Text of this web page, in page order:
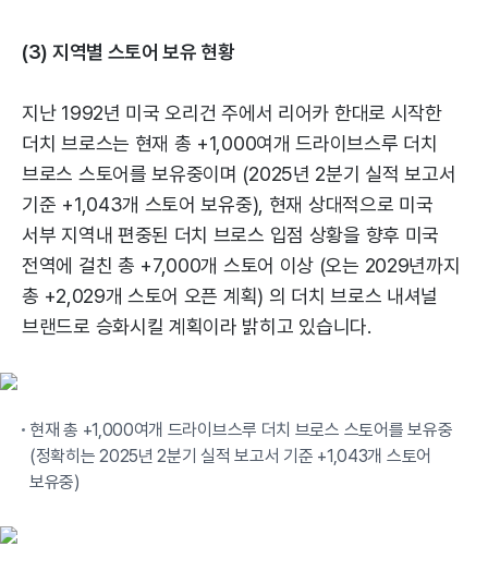
(3) 지역별 스토어 보유 현황
지난 1992년 미국 오리건 주에서 리어카 한대로 시작한
더치 브로스는 현재 총 +1,000여개 드라이브스루 더치
브로스 스토어를 보유중이며 (2025년 2분기 실적 보고서
기준 +1,043개 스토어 보유중), 현재 상대적으로 미국
서부 지역내 편중된 더치 브로스 입점 상황을 향후 미국
전역에 걸친 총 +7,000개 스토어 이상 (오는 2029년까지
총 +2,029개 스토어 오픈 계획) 의 더치 브로스 내셔널
브랜드로 승화시킬 계획이라 밝히고 있습니다.
현재 총 +1,000여개 드라이브스루 더치 브로스 스토어를 보유중
(정확히는 2025년 2분기 실적 보고서 기준 +1,043개 스토어
보유중)